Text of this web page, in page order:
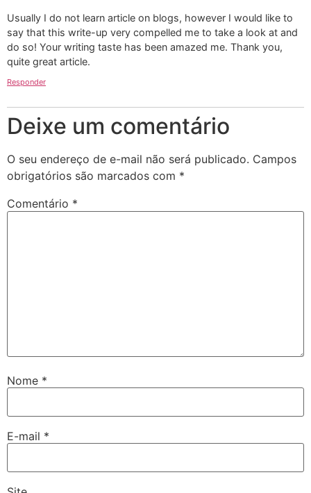
Usually I do not learn article on blogs, however I would like to
say that this write-up very compelled me to take a look at and
do so! Your writing taste has been amazed me. Thank you,
quite great article.
Responder
Deixe um comentário
O seu endereço de e-mail não será publicado. Campos
obrigatórios são marcados com *
Comentário *
Nome *
E-mail *